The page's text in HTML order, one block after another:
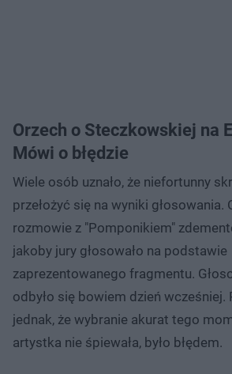
Orzech o Steczkowskiej na
Mówi o błędzie
Wiele osób uznało, że niefortunny
przełożyć się na wyniki głosowania.
rozmowie z "Pomponikiem"
jakoby jury głosowało na podstawie
zaprezentowanego fragmentu.
odbyło się bowiem dzień wcześniej.
jednak, że wybranie akurat tego
artystka nie śpiewała, było błędem.